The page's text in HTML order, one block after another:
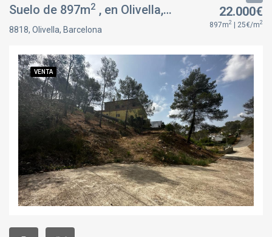
Suelo de 897m2 , en Olivella, Barcelona VENTA
8818, Olivella, Barcelona
22.000€
897m2 | 25€/m2
VENTA